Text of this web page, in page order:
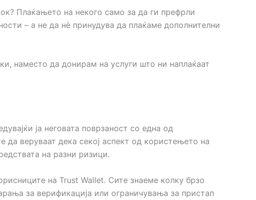
Плаќањето на некого само за да ги префрли
– а не да нè принудува да плаќаме дополнителни
наместо да донирам на услуги што ни наплаќаат
ја неговата поврзаност со една од
да веруваат дека секој аспект од користењето на
на разни ризици.
на Trust Wallet. Сите знаеме колку брзо
за верификација или ограничувања за пристап